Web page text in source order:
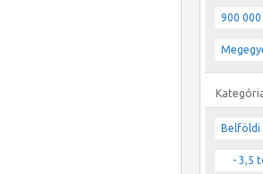
900 000
Belföldi
- 3,5